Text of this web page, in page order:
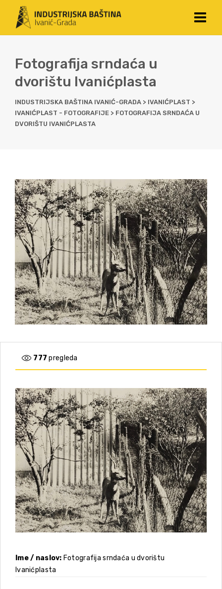
Fotografija srndaća u
dvorištu Ivanićplasta
INDUSTRIJSKA BAŠTINA IVANIĆ-GRADA > IVANIĆPLAST >
IVANIĆPLAST - FOTOGRAFIJE > FOTOGRAFIJA SRNDAĆA U
DVORIŠTU IVANIĆPLASTA
777 pregleda
Ime / naslov Fotografija srndaća u dvorištu
Ivanićplasta